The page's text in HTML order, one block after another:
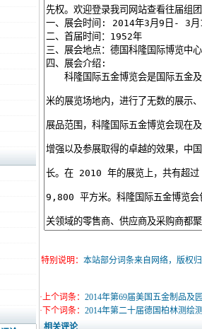
特别说明： 本站部分词条来自网络，版权
·上个词条： 2014年第69届美国五金制品及
·下个词条： 2014年第二十届德国柏林测绘
相关评论